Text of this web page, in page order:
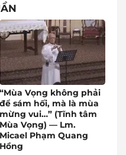
“Mùa Vọng không phải
để sám hối, mà là mùa
mừng vui…” (Tĩnh tâm
Mùa Vọng) — Lm.
Micael Phạm Quang
Hồng